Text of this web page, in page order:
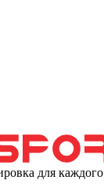
для каждого